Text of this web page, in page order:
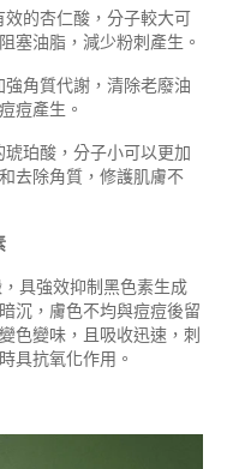
的杏仁酸，分子較大可
塞油脂，減少粉刺產生。
角質代謝，清除老廢油
痘產生。
珀酸，分子小可以更加
去除角質，修護肌膚不
具強效抑制黑色素生成
沉，膚色不均與痘痘後留
色變味，且吸收迅速，刺
具抗氧化作用。